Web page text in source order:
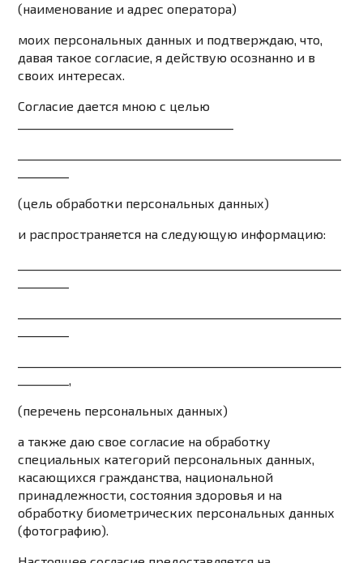
(наименование и адрес оператора)
моих персональных данных и подтверждаю, что,
давая такое согласие, я действую осознанно и в
своих интересах.
Согласие дается мною с целью
(цель обработки персональных данных)
и распространяется на следующую информацию:
_________,
(перечень персональных данных)
а также даю свое согласие на обработку
специальных категорий персональных данных,
касающихся гражданства, национальной
принадлежности, состояния здоровья и на
обработку биометрических персональных данных
(фотографию).